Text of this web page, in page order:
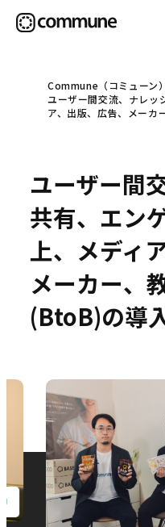
Communeにつ
事例
セミナー
お
Commune（コミューン）
ユーザー間交流、ナレッ
ア、出版、広告、メー
ユーザー間
共有、エン
上、メディ
メーカー、
(BtoB)の導